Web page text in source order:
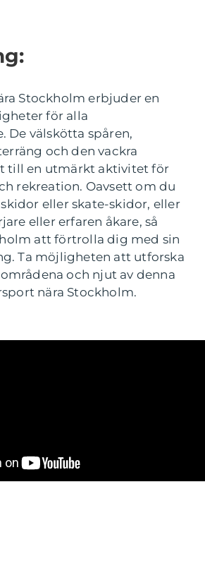
Stockholm erbjuder en
för alla
De välskötta spåren,
och den vackra
till en utmärkt aktivitet för
rekreation. Oavsett om du
eller skate-skidor, eller
eller erfaren åkare, så
att förtrolla dig med sin
Ta möjligheten att utforska
och njut av denna
nära Stockholm.